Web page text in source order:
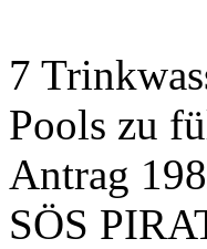
7
Pools zu
Antrag
SÖS